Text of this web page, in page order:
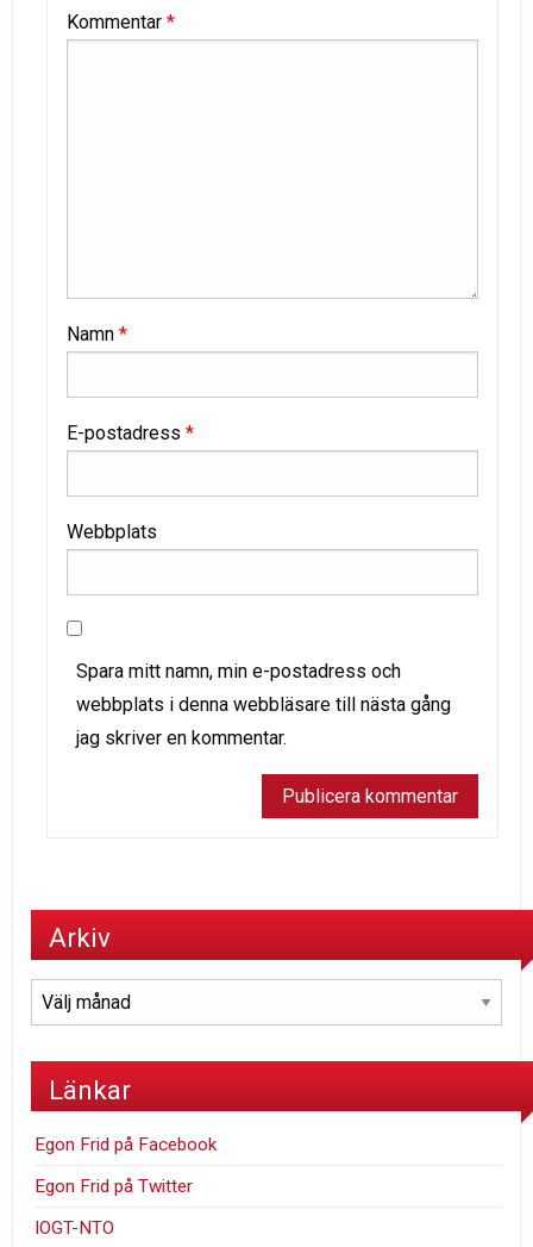
Kommentar *
Namn *
E-postadress *
Webbplats
Spara mitt namn, min e-postadress och
webbplats i denna webbläsare till nästa gång
jag skriver en kommentar.
Arkiv
Arkiv
Länkar
Egon Frid på Facebook
Egon Frid på Twitter
IOGT-NTO